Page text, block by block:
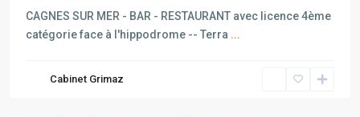
CAGNES SUR MER - BAR - RESTAURANT avec licence 4ème
catégorie face à l'hippodrome -- Terra ...
Cabinet Grimaz